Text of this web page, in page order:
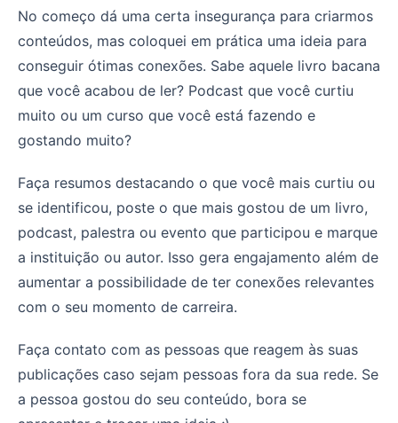
No começo dá uma certa insegurança para criarmos
conteúdos, mas coloquei em prática uma ideia para
conseguir ótimas conexões. Sabe aquele livro bacana
que você acabou de ler? Podcast que você curtiu
muito ou um curso que você está fazendo e
gostando muito?
Faça resumos destacando o que você mais curtiu ou
se identificou, poste o que mais gostou de um livro,
podcast, palestra ou evento que participou e marque
a instituição ou autor. Isso gera engajamento além de
aumentar a possibilidade de ter conexões relevantes
com o seu momento de carreira.
Faça contato com as pessoas que reagem às suas
publicações caso sejam pessoas fora da sua rede. Se
a pessoa gostou do seu conteúdo, bora se